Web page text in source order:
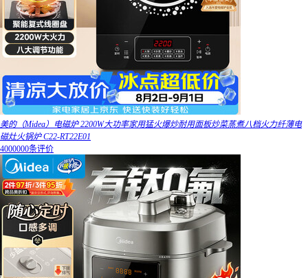
美的（Midea）电磁炉 2200W大功率家用猛火爆炒耐用面板炒菜蒸煮八档火力纤薄电
磁灶火锅炉 C22-RT22E01
4000000条评价